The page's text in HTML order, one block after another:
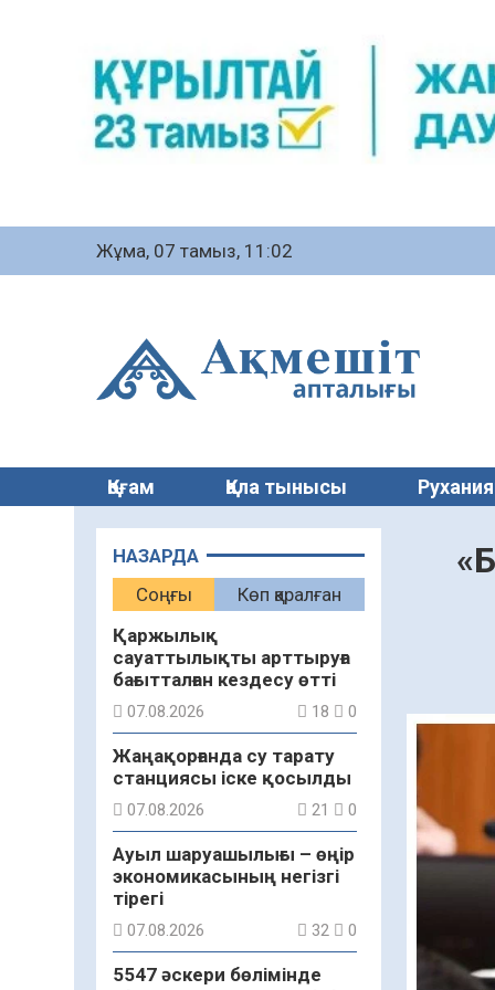
Жұма, 07 тамыз, 11:02
Қоғам Қала тынысы
НАЗАРДА
Соңғы
Көп қаралған
Қаржылық
сауаттылықты арттыруға
бағытталған кездесу өтті
07.08.2026 18 0
Жаңақорғанда су тарату
станциясы іске қосылды
07.08.2026 21 0
Ауыл шаруашылығы – өңір
экономикасының негізгі
тірегі
07.08.2026 32 0
5547 әскери бөлімінде